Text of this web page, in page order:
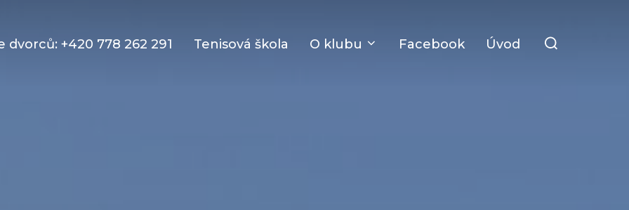
dvorců: +420 778 262 291 Tenisová škola O klubu Facebook Úvod
for: